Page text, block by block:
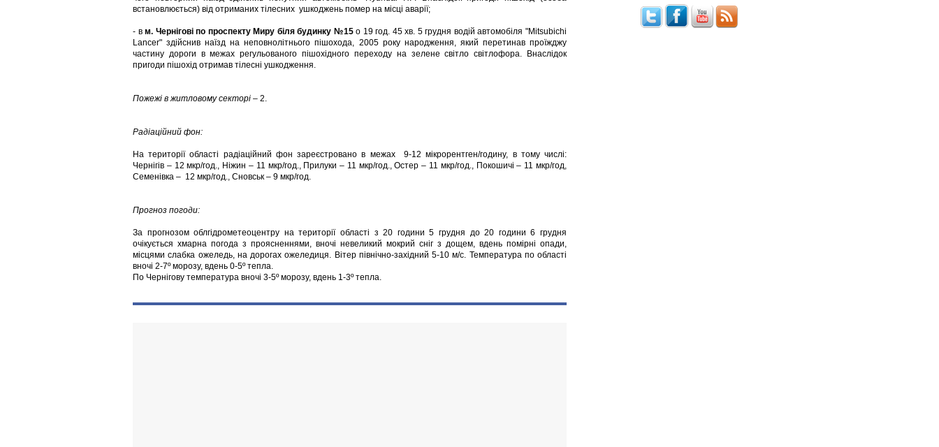
встановлюється) від отриманих тілесних ушкоджень помер на місці аварії;
- вм. Чернігові по проспекту Миру біля будинку №15о 19 год. 45 хв. 5 грудня водій автомобіля "Mitsubichi
Lancer" здійснив наїзд на неповнолітнього пішохода, 2005 року народження, який перетинав проїжджу
частину дороги в межах регульованого пішохідного переходу на зелене світло світлофора. Внаслідок
пригоди пішохід отримав тілесні ушкодження.
Пожежі в житловому секторі – 2.
Радіаційний фон:
На території області радіаційний фон зареєстровано в межах 9-12 мікрорентген/годину, в тому числі:
Чернігів – 12 мкр/год., Ніжин – 11 мкр/год., Прилуки – 11 мкр/год., Остер – 11 мкр/год., Покошичі – 11 мкр/год,
Семенівка – 12 мкр/год., Сновськ – 9 мкр/год.
Прогноз погоди:
За прогнозом облгідрометеоцентру на території області з 20 години 5 грудня до 20 години 6 грудня
очікується хмарна погода з проясненнями, вночі невеликий мокрий сніг з дощем, вдень помірні опади,
місцями слабка ожеледь, на дорогах ожеледиця. Вітер північно-західний 5-10 м/с. Температура по області
вночі 2-7º морозу, вдень 0-5º тепла.
По Чернігову температура вночі 3-5º морозу, вдень 1-3º тепла.